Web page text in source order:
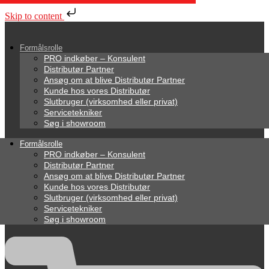
Skip to content
Formålsrolle
PRO indkøber – Konsulent
Distributør Partner
Ansøg om at blive Distributør Partner
Kunde hos vores Distributør
Slutbruger (virksomhed eller privat)
Servicetekniker
Søg i showroom
Formålsrolle
PRO indkøber – Konsulent
Distributør Partner
Ansøg om at blive Distributør Partner
Kunde hos vores Distributør
Slutbruger (virksomhed eller privat)
Servicetekniker
Søg i showroom